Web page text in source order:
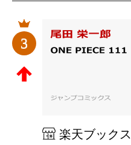
3
楽天ブックス